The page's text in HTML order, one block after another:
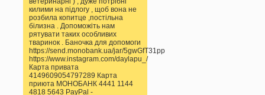
килими на підлогу , щоб вона не
розбила копитце ,постільна
білизна . Допоможіть нам
рятувати таких особливих
тваринок . Баночка для допомоги
https://send.monobank.ua/jar/5gwGfT31pp
https://www.instagram.com/daylapu_/
Карта привата
4149609054797289 Карта
приюта МОНОБАНК 4441 1144
4818 5643 PayPal -